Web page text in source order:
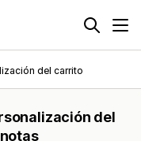
del carrito
del